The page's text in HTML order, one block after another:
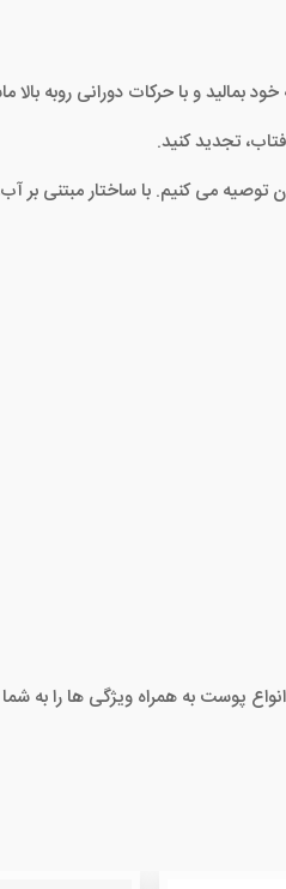
می کنیم. با ساختار مبتنی بر آب،
پوست به همراه ویژگی ها را به